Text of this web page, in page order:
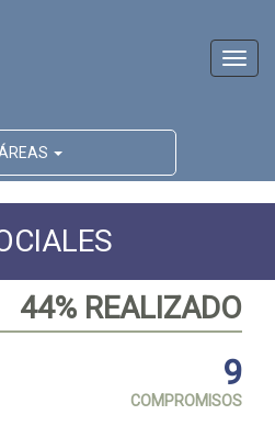
44% REALIZADO
9
COMPROMISOS